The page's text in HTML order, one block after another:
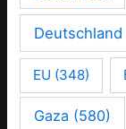
Deutschland
EU (348)
Gaza (580)